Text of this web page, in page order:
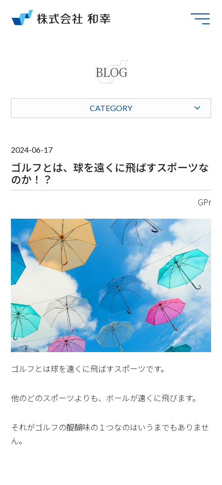
BLOG
CATEGORY
2024-06-17
ゴルフとは、球を遠くに飛ばすスポーツな
のか！？
GPr
ゴルフとは球を遠くに飛ばすスポーツです。
他のどのスポーツよりも、ボールが遠くに飛びます。
それがゴルフの醍醐味の１つなのはいうまでもありませ
ん。